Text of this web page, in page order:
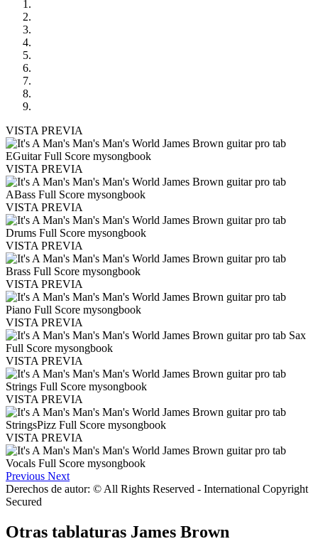
VISTA PREVIA
VISTA PREVIA
VISTA PREVIA
VISTA PREVIA
VISTA PREVIA
VISTA PREVIA
VISTA PREVIA
VISTA PREVIA
VISTA PREVIA
Previous Next
Derechos de autor: © All Rights Reserved - International Copyright
Secured
Otras tablaturas James Brown